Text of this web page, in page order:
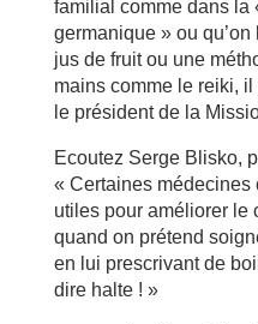
familial comme dans la
germanique » ou
jus de fruit ou une
mains comme le reiki,
le président de la
Ecoutez Serge Blisko,
« Certaines médecines
utiles pour améliorer le
quand on prétend
en lui prescrivant de
dire halte ! »